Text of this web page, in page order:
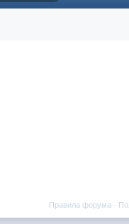
Правила форума ·